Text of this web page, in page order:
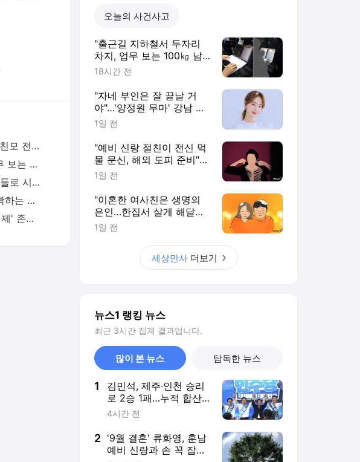
'김구라子' 그리, 할머니외 여행서 "친모 전라도에 잘 있어"…유튜브서 언급
"출근길 지하철서 두자리 차지, 업무 보는 100㎏ 남성…부딪히면 신경질"
'데뷔 10주년' 임영웅 "20여명의 팬들로 시작해 여기까지…진심 감사"
"내가 치매? 혼자 죽겠다"…깜빡깜빡하는 시모, 검사하라 하자 '발끈'
"난 20년 병수발했는데…'배다른 형제' 존재, 유산 절반 가져가나"
오늘의 사건사고
"출근길 지하철서 두자리
차지, 업무 보는 100㎏ 남
성…부딪히면 신경질"
18시간 전
"자네 부인은 잘 끝날 거
야"…'양정원 무마' 강남 경
찰, 다른 돈도 받은 정황
1일 전
"예비 신랑 절친이 전신 먹
물 문신, 해외 도피 준비"…
예비 신부 '혼란'
1일 전
"이혼한 여사친은 생명의
은인…한집서 살게 해달라"
남편 요구에 '절망'
1일 전
세상만사 더보기
뉴스1 랭킹 뉴스
최근 3시간 집계 결과입니다.
많이 본 뉴스 탐독한 뉴스
1
김민석, 제주·인천 승리
로 2승 1패…누적 합산
역전하며 선두 탈환(종
4시간 전
2 '9월 결혼' 류화영, 훈남
예비 신랑과 손 꼭 잡고